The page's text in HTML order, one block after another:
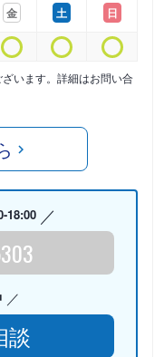
金
土
日
います。詳細はお問い合
18:00
談